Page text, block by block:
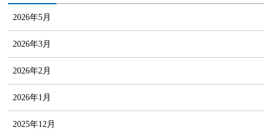
2026年5月
2026年3月
2026年2月
2026年1月
2025年12月